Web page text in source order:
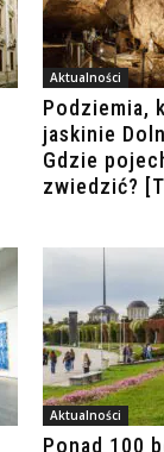
Aktualności
Podziemia,
jaskinie
Gdzie
zwiedzić?
Aktualności
Ponad 100